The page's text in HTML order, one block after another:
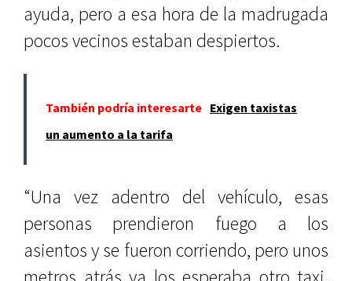
ayuda, pero a esa hora de la madrugada
pocos vecinos estaban despiertos.
También podría interesarte Exigen taxistas
un aumento a la tarifa
“Una vez adentro del vehículo, esas
personas prendieron fuego a los
asientos y se fueron corriendo, pero unos